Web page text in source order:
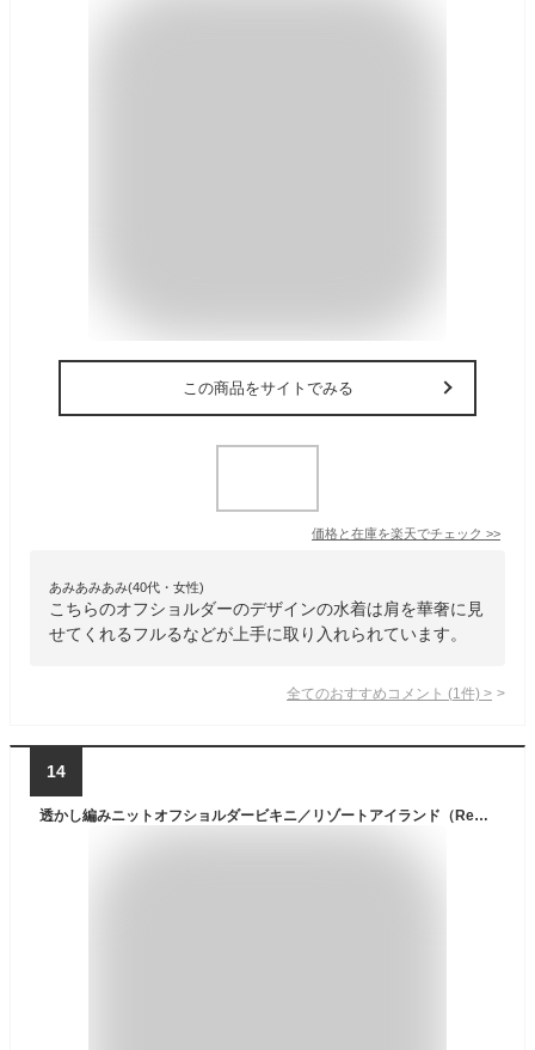
この商品をサイトでみる
価格と在庫を楽天でチェック >>
あみあみあみ(40代・女性)
こちらのオフショルダーのデザインの水着は肩を華奢に見
せてくれるフルるなどが上手に取り入れられています。
全てのおすすめコメント (1 件) >
14
透かし編みニットオフショルダービキニ／リゾートアイランド（Resort Island）